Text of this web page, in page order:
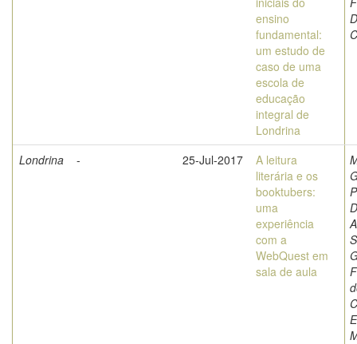
ensino
fundamental:
um estudo de
caso de uma
escola de
educação
integral de
Londrina
Londrina - 25-Jul-2017
A leitura
literária e os
booktubers:
uma
experiência
com a
WebQuest em
sala de aula